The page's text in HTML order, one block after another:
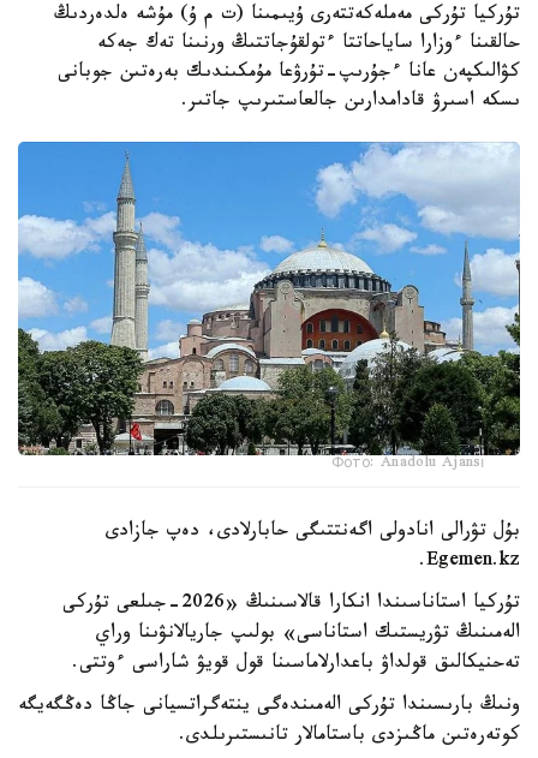
تۇركيا تۇركى مەملەكەتتەرى ۇيىمىنا (ت م ۇ) مۇشە ەلدەردىڭ
حالقىنا ءوزارا ساياحاتتا ءتولقۇجاتتىڭ ورنىنا تەك جەكە
كۋالىكپەن عانا ءجۇرىپ-تۇرۋعا مۇمكىندىك بەرەتىن جوبانى
ىسكە اسىرۋ قادامدارىن جالعاستىرىپ جاتىر.
Фото: Anadolu Ajansı
بۇل تۋرالى انادولى اگەنتتىگى حابارلادى، دەپ جازادى
Egemen.kz.
تۇركيا استاناسىندا انكارا قالاسىنىڭ «2026-جىلعى تۇركى
الەمىنىڭ تۋريستىك استاناسى» بولىپ جاريالانۋىنا وراي
تەحنيكالىق قولداۋ باعدارلاماسىنا قول قويۋ شاراسى ءوتتى.
ونىڭ بارىسىندا تۇركى الەمىندەگى ينتەگراتسيانى جاڭا دەڭگەيگە
كوتەرەتىن ماڭىزدى باستامالار تانىستىرىلدى.